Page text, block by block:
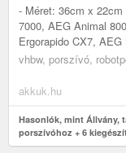
- Méret: 36cm x
7000, AEG Animal
Ergorapido CX7, AEG
vhbw, porszívó,
akkuk.hu
Hasonlók, mint Állvány,
porszívóhoz + 6